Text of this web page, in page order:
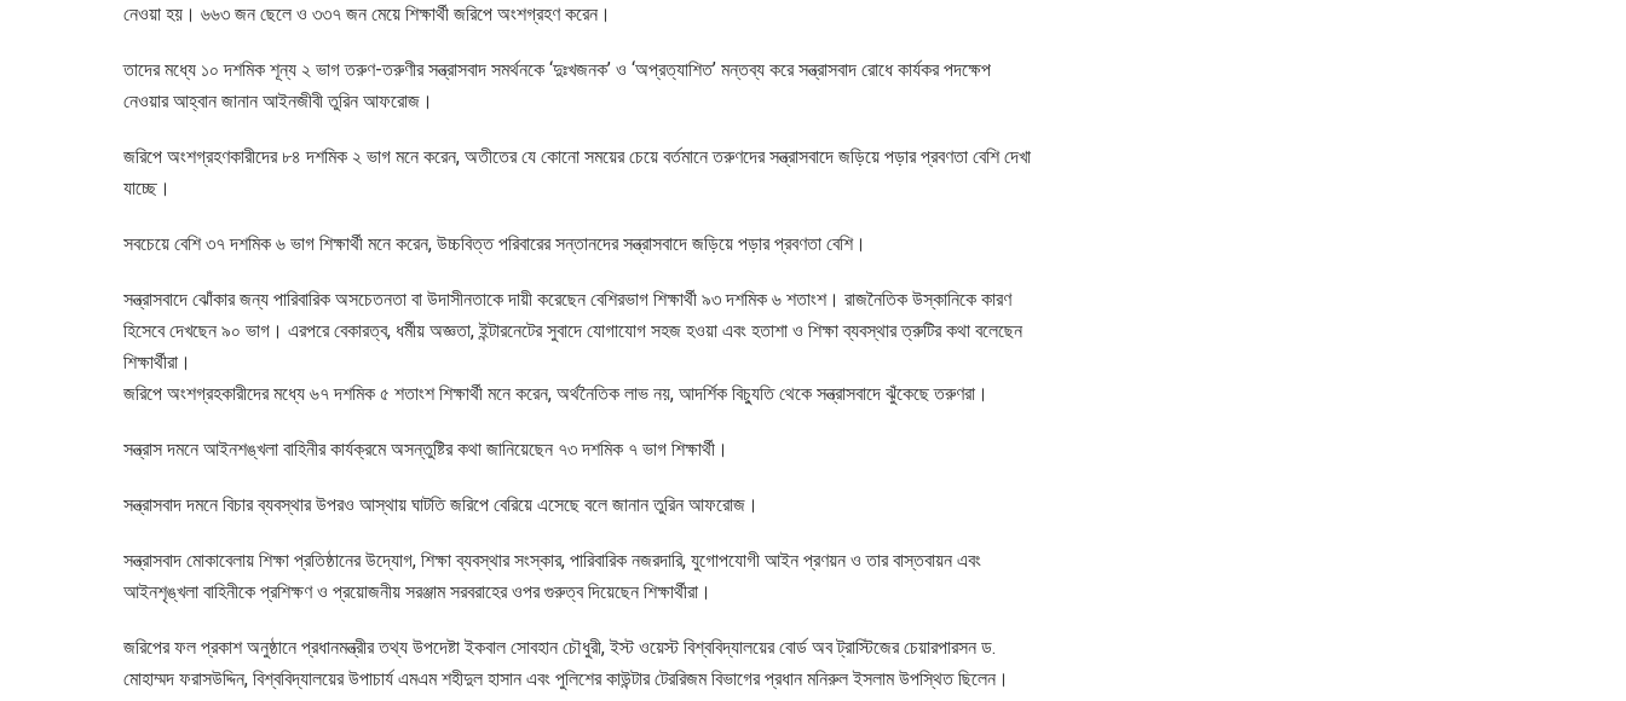
নেওয়া হয়। ৬৬৩ জন ছেলে ও ৩৩৭ জন মেয়ে শিক্ষার্থী জরিপে অংশগ্রহণ করেন।
তাদের মধ্যে ১০ দশমিক শূন্য ২ ভাগ তরুণ-তরুণীর সন্ত্রাসবাদ সমর্থনকে ‘দুঃখজনক’ ও ‘অপ্রত্যাশিত’ মন্তব্য করে সন্ত্রাসবাদ রোধে কার্যকর পদক্ষেপ
নেওয়ার আহ্বান জানান আইনজীবী তুরিন আফরোজ।
জরিপে অংশগ্রহণকারীদের ৮৪ দশমিক ২ ভাগ মনে করেন, অতীতের যে কোনো সময়ের চেয়ে বর্তমানে তরুণদের সন্ত্রাসবাদে জড়িয়ে পড়ার প্রবণতা বেশি দেখা
যাচ্ছে।
সবচেয়ে বেশি ৩৭ দশমিক ৬ ভাগ শিক্ষার্থী মনে করেন, উচ্চবিত্ত পরিবারের সন্তানদের সন্ত্রাসবাদে জড়িয়ে পড়ার প্রবণতা বেশি।
সন্ত্রাসবাদে ঝোঁকার জন্য পারিবারিক অসচেতনতা বা উদাসীনতাকে দায়ী করেছেন বেশিরভাগ শিক্ষার্থী ৯৩ দশমিক ৬ শতাংশ। রাজনৈতিক উস্কানিকে কারণ
হিসেবে দেখছেন ৯০ ভাগ। এরপরে বেকারত্ব, ধর্মীয় অজ্ঞতা, ইন্টারনেটের সুবাদে যোগাযোগ সহজ হওয়া এবং হতাশা ও শিক্ষা ব্যবস্থার ত্রুটির কথা বলেছেন
শিক্ষার্থীরা।
জরিপে অংশগ্রহকারীদের মধ্যে ৬৭ দশমিক ৫ শতাংশ শিক্ষার্থী মনে করেন, অর্থনৈতিক লাভ নয়, আদর্শিক বিচ্যুতি থেকে সন্ত্রাসবাদে ঝুঁকেছে তরুণরা।
সন্ত্রাস দমনে আইনশঙ্খলা বাহিনীর কার্যক্রমে অসন্তুষ্টির কথা জানিয়েছেন ৭৩ দশমিক ৭ ভাগ শিক্ষার্থী।
সন্ত্রাসবাদ দমনে বিচার ব্যবস্থার উপরও আস্থায় ঘাটতি জরিপে বেরিয়ে এসেছে বলে জানান তুরিন আফরোজ।
সন্ত্রাসবাদ মোকাবেলায় শিক্ষা প্রতিষ্ঠানের উদ্যোগ, শিক্ষা ব্যবস্থার সংস্কার, পারিবারিক নজরদারি, যুগোপযোগী আইন প্রণয়ন ও তার বাস্তবায়ন এবং
আইনশৃঙ্খলা বাহিনীকে প্রশিক্ষণ ও প্রয়োজনীয় সরঞ্জাম সরবরাহের ওপর গুরুত্ব দিয়েছেন শিক্ষার্থীরা।
জরিপের ফল প্রকাশ অনুষ্ঠানে প্রধানমন্ত্রীর তথ্য উপদেষ্টা ইকবাল সোবহান চৌধুরী, ইস্ট ওয়েস্ট বিশ্ববিদ্যালয়ের বোর্ড অব ট্রাস্টিজের চেয়ারপারসন ড.
মোহাম্মদ ফরাসউদ্দিন, বিশ্ববিদ্যালয়ের উপাচার্য এমএম শহীদুল হাসান এবং পুলিশের কাউন্টার টেররিজম বিভাগের প্রধান মনিরুল ইসলাম উপস্থিত ছিলেন।